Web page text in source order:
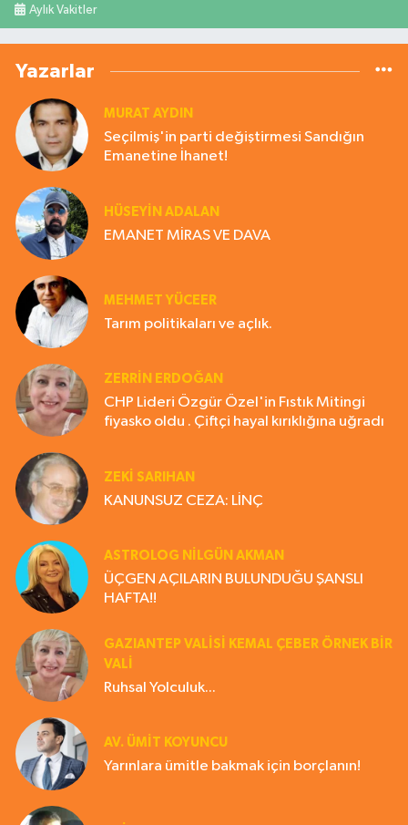
Aylık Vakitler
Yazarlar
MURAT AYDIN
Seçilmiş'in parti değiştirmesi Sandığın
Emanetine İhanet!
HÜSEYIN ADALAN
EMANET MİRAS VE DAVA
MEHMET YÜCEER
Tarım politikaları ve açlık.
ZERRIN ERDOĞAN
CHP Lideri Özgür Özel'in Fıstık Mitingi
fiyasko oldu . Çiftçi hayal kırıklığına uğradı
ZEKI SARIHAN
KANUNSUZ CEZA: LİNÇ
ASTROLOG NILGÜN AKMAN
ÜÇGEN AÇILARIN BULUNDUĞU ŞANSLI
HAFTA!!
GAZIANTEP VALISI KEMAL ÇEBER ÖRNEK BİR
VALİ
Ruhsal Yolculuk...
AV. ÜMIT KOYUNCU
Yarınlara ümitle bakmak için borçlanın!